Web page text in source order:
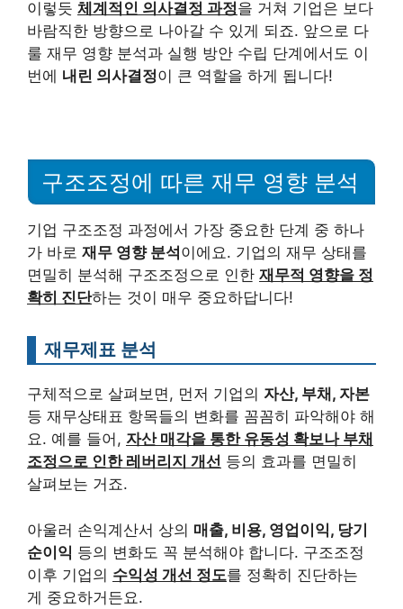
이렇듯 체계적인 의사결정 과정을 거쳐 기업은 보다
바람직한 방향으로 나아갈 수 있게 되죠. 앞으로 다
룰 재무 영향 분석과 실행 방안 수립 단계에서도 이
번에 내린 의사결정이 큰 역할을 하게 됩니다!
구조조정에 따른 재무 영향 분석
기업 구조조정 과정에서 가장 중요한 단계 중 하나
가 바로 재무 영향 분석 이에요. 기업의 재무 상태를
면밀히 분석해 구조조정으로 인한 재무적 영향을 정
확히 진단하는 것이 매우 중요하답니다!
재무제표 분석
구체적으로 살펴보면, 먼저 기업의 자산, 부채, 자본
등 재무상태표 항목들의 변화를 꼼꼼히 파악해야 해
요. 예를 들어, 자산 매각을 통한 유동성 확보나 부채
조정으로 인한 레버리지 개선 등의 효과를 면밀히
살펴보는 거죠.
아울러 손익계산서 상의 매출, 비용, 영업이익, 당기
순이익 등의 변화도 꼭 분석해야 합니다. 구조조정
이후 기업의 수익성 개선 정도를 정확히 진단하는
게 중요하거든요.